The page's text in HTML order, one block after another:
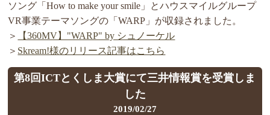
ソング「How to make your smile」とハウスマイルグループ
VR事業テーマソングの「WARP」が収録されました。
＞
【360MV】"WARP" by シュノーケル
＞ Skream!様のリリース記事はこちら
第8回ICTとくしま大賞にて三井情報賞を受賞しま
した
2019/02/27